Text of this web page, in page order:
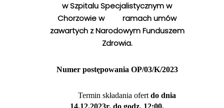
w Szpitalu Specjalistycznym w
Chorzowie w ramach umów
zawartych z Narodowym Funduszem
Zdrowia.
Numer postępowania OP/03/K/2023
Termin składania ofert do dnia